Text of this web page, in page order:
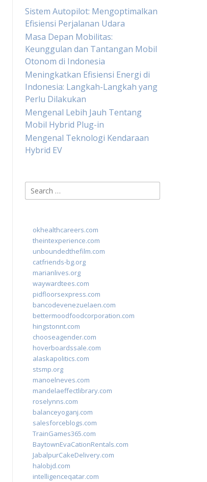
Sistem Autopilot: Mengoptimalkan
Efisiensi Perjalanan Udara
Masa Depan Mobilitas:
Keunggulan dan Tantangan Mobil
Otonom di Indonesia
Meningkatkan Efisiensi Energi di
Indonesia: Langkah-Langkah yang
Perlu Dilakukan
Mengenal Lebih Jauh Tentang
Mobil Hybrid Plug-in
Mengenal Teknologi Kendaraan
Hybrid EV
Search
for:
okhealthcareers.com
theintexperience.com
unboundedthefilm.com
catfriends-bg.org
marianlives.org
waywardtees.com
pidfloorsexpress.com
bancodevenezuelaen.com
bettermoodfoodcorporation.com
hingstonnt.com
chooseagender.com
hoverboardssale.com
alaskapolitics.com
stsmp.org
manoelneves.com
mandelaeffectlibrary.com
roselynns.com
balanceyoganj.com
salesforceblogs.com
TrainGames365.com
BaytownEvaCationRentals.com
JabalpurCakeDelivery.com
halobjd.com
intelligenceqatar.com